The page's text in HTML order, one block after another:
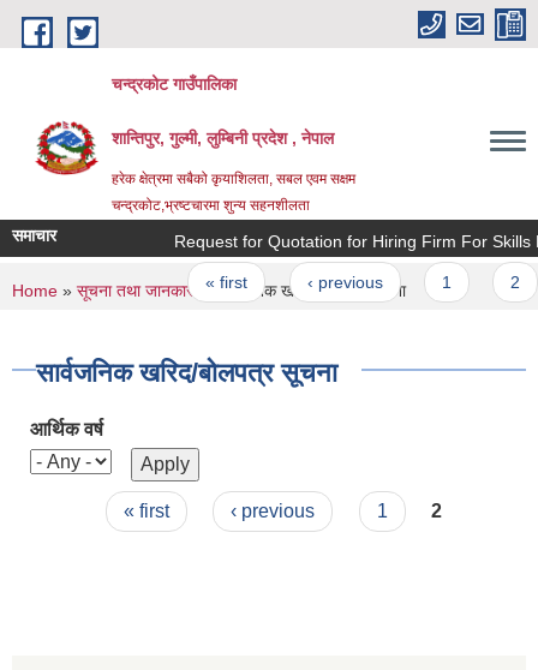
Skip to main content
चन्द्रकोट गाउँपालिका
शान्तिपुर, गुल्मी, लुम्बिनी प्रदेश , नेपाल
हरेक क्षेत्रमा सबैको कृयाशिलता, सबल एवम सक्षम
चन्द्रकोट,भ्रष्टचारमा शुन्य सहनशीलता
समाचार Request for Quotation for Hiring Firm For Skills
Pages
« first ‹ previous
You are here
Home » सूचना तथा जानकारी » सार्वजनिक खरिद/बोलपत्र सूचना
सार्वजनिक खरिद/बोलपत्र सूचना
आर्थिक वर्ष
Pages« first ‹ previous 1 2